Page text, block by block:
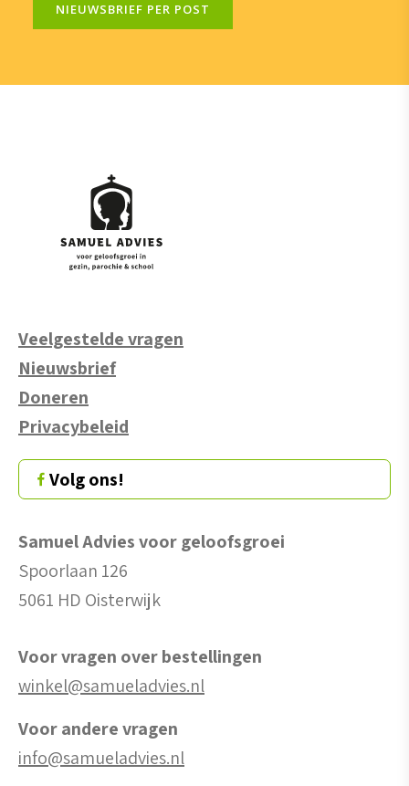
NIEUWSBRIEF PER POST
Veelgestelde vragen
Nieuwsbrief
Doneren
Privacybeleid
Volg ons!
Samuel Advies voor geloofsgroei
Spoorlaan 126
5061 HD Oisterwijk
Voor vragen over bestellingen
winkel@samueladvies.nl
Voor andere vragen
info@samueladvies.nl